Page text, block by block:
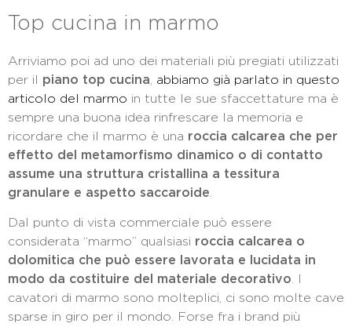
Top cucina in marmo
Arriviamo poi ad uno dei materiali più pregiati utilizzati
per il piano top cucina
abbiamo già parlato in questo
articolo del marmo in tutte le sue sfaccettature ma è
sempre una buona idea rinfrescare la memoria e
ricordare che il marmo è una roccia calcarea che per
effetto del metamorfismo dinamico o di contatto
assume una struttura cristallina a tessitura
granulare e aspetto saccaroide
Dal punto di vista commerciale può essere
considerata “marmo” qualsiasi roccia calcarea o
dolomitica che può essere lavorata e lucidata in
modo da costituire del materiale decorativo
cavatori di marmo sono molteplici, ci sono molte cave
sparse in giro per il mondo. Forse fra i brand più